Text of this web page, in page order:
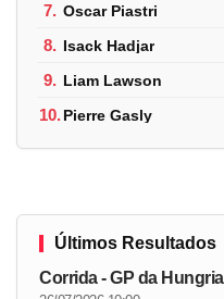
7. Oscar Piastri
8. Isack Hadjar
9. Liam Lawson
10.Pierre Gasly
Últimos Resultados
Corrida - GP da